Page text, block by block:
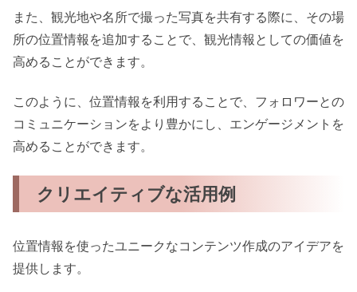
また、観光地や名所で撮った写真を共有する際に、その場
所の位置情報を追加することで、観光情報としての価値を
高めることができます。
このように、位置情報を利用することで、フォロワーとの
コミュニケーションをより豊かにし、エンゲージメントを
高めることができます。
クリエイティブな活用例
位置情報を使ったユニークなコンテンツ作成のアイデアを
提供します。